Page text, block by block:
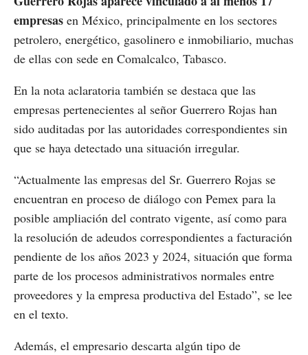
empresas en México, principalmente en los sectores
petrolero, energético, gasolinero e inmobiliario, muchas
de ellas con sede en Comalcalco, Tabasco.
En la nota aclaratoria también se destaca que las
empresas pertenecientes al señor Guerrero Rojas han
sido auditadas por las autoridades correspondientes sin
que se haya detectado una situación irregular.
“Actualmente las empresas del Sr. Guerrero Rojas se
encuentran en proceso de diálogo con Pemex para la
posible ampliación del contrato vigente, así como para
la resolución de adeudos correspondientes a facturación
pendiente de los años 2023 y 2024, situación que forma
parte de los procesos administrativos normales entre
proveedores y la empresa productiva del Estado”, se lee
en el texto.
Además, el empresario descarta algún tipo de